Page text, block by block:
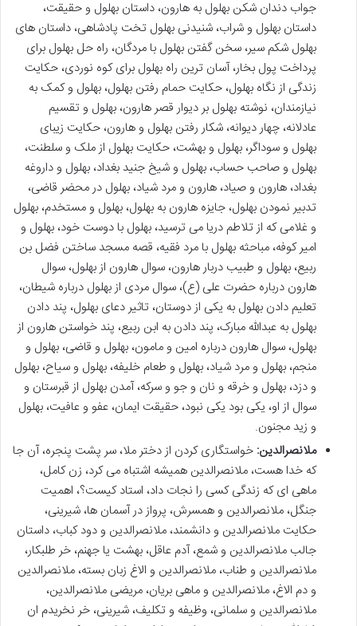
جواب دندان شکن بهلول به هارون، داستان بهلول و حقیقت،
داستان بهلول و شراب، شنیدنی بهلول تخت پادشاهی، داستان های
بهلول شکم سیر، سخن گفتن بهلول با مردگان، راه حل بهلول برای
پرداخت پول بخار، آسان ترین راه بهلول برای کوه نوردی، حکایت
زندگی از نگاه بهلول، حکایت حمام رفتن بهلول، بهلول و کمک به
نیازمندان، نوشته بهلول بر دیوار قصر هارون، بهلول و تقسیم
عادلانه، چهار دیوانه، شکار رفتن بهلول و هارون، حکایت زیبای
بهلول و سوداگر، بهلول و بهشت، حکایت بهلول از ملک و سلطنت،
بهلول و صاحب حساب، بهلول و شیخ جنید بغداد، بهلول و داروغه
بغداد، هارون و صیاد، هارون و مرد شیاد، بهلول در محضر قاضی،
تدبیر نمودن بهلول، جایزه هارون به بهلول، بهلول و مستخدم، بهلول
و غلامی که از تلاطم دریا می ترسید، بهلول با دوست خود، بهلول و
امیر کوفه، مباحثه بهلول با مرد فقیه، قصه مسجد ساختن فضل بن
ربیع، بهلول و طبیب دربار هارون، سوال هارون از بهلول، سوال
هارون درباره حضرت علی (ع)، سوال مردی از بهلول درباره شیطان،
تعلیم دادن بهلول به یکی از دوستان، تاثیر دعای بهلول، پند دادن
بهلول به عبدالله مبارک، پند دادن به ابن ربیع، پند خواستن هارون از
بهلول، سوال هارون درباره امین و مامون، بهلول و قاضی، بهلول و
منجم، بهلول و مرد شیاد، بهلول و طعام خلیفه، بهلول و سیاح، بهلول
و دزد، بهلول و خرقه و نان و جو و سرکه، آمدن بهلول از قبرستان و
سوال از او، یکی بود یکی نبود، حقیقت ایمان، عفو و عافیت، بهلول
و زید مجنون.
ملانصرالدین: خواستگاری کردن از دختر ملا، سر پشت پنجره، آن جا
که خدا هست، ملانصرالدین همیشه اشتباه می کرد، زن کامل،
ماهی ای که زندگی کسی را نجات داد، استاد کیست؟، اهمیت
جنگل، ملانصرالدین و همسرش، پرواز در آسمان ها، شیرینی،
حکایت ملانصرالدین و دانشمند، ملانصرالدین و دود کباب، داستان
جالب ملانصرالدین و شمع، آدم عاقل، بهشت یا جهنم، خر طلبکار،
ملانصرالدین و طناب، ملانصرالدین و الاغ زبان بسته، ملانصرالدین
و دم الاغ، ملانصرالدین و ماهی بریان، مریضی ملانصرالدین،
ملانصرالدین و سلمانی، وظیفه و تکلیف، شیرینی، خر نخریدم ان